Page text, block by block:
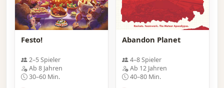
Festo!
2–5 Spieler
Ab 8 Jahren
30–60 Min.
Abandon Planet
4–8 Spieler
Ab 12 Jahren
40–80 Min.